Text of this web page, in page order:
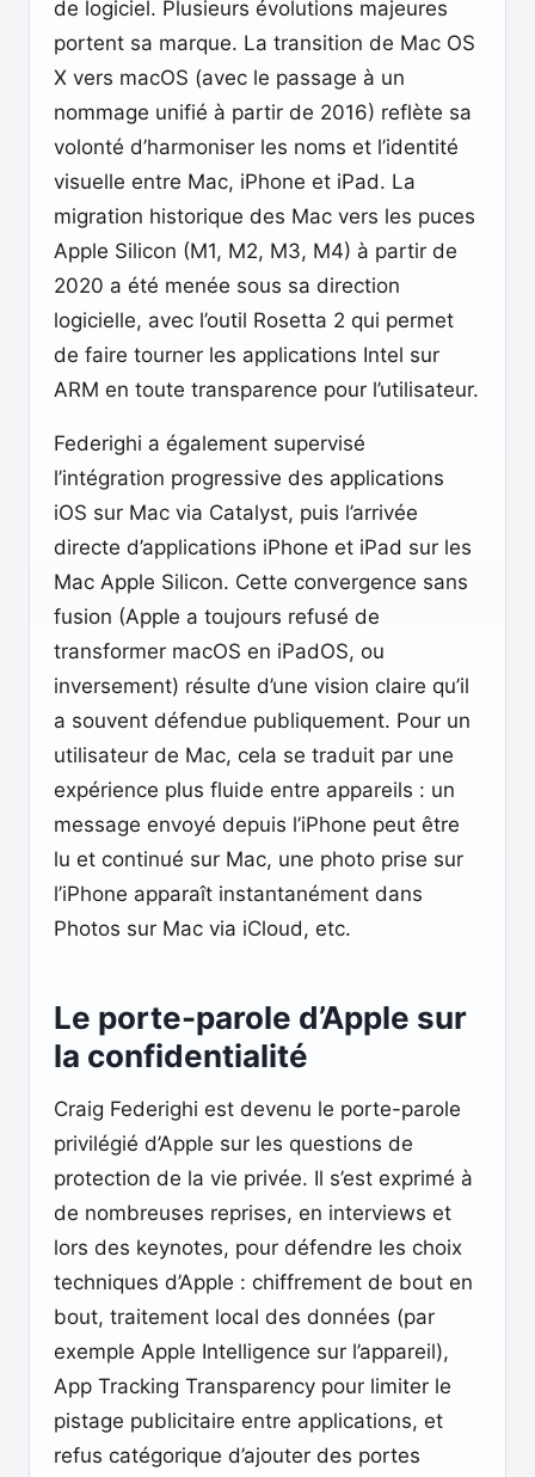
de logiciel. Plusieurs évolutions majeures
portent sa marque. La transition de Mac OS
X vers macOS (avec le passage à un
nommage unifié à partir de 2016) reflète sa
volonté d’harmoniser les noms et l’identité
visuelle entre Mac, iPhone et iPad. La
migration historique des Mac vers les puces
Apple Silicon (M1, M2, M3, M4) à partir de
2020 a été menée sous sa direction
logicielle, avec l’outil Rosetta 2 qui permet
de faire tourner les applications Intel sur
ARM en toute transparence pour l’utilisateur.
Federighi a également supervisé
l’intégration progressive des applications
iOS sur Mac via Catalyst, puis l’arrivée
directe d’applications iPhone et iPad sur les
Mac Apple Silicon. Cette convergence sans
fusion (Apple a toujours refusé de
transformer macOS en iPadOS, ou
inversement) résulte d’une vision claire qu’il
a souvent défendue publiquement. Pour un
utilisateur de Mac, cela se traduit par une
expérience plus fluide entre appareils : un
message envoyé depuis l’iPhone peut être
lu et continué sur Mac, une photo prise sur
l’iPhone apparaît instantanément dans
Photos sur Mac via iCloud, etc.
Le porte-parole d’Apple sur
la confidentialité
Craig Federighi est devenu le porte-parole
privilégié d’Apple sur les questions de
protection de la vie privée. Il s’est exprimé à
de nombreuses reprises, en interviews et
lors des keynotes, pour défendre les choix
techniques d’Apple : chiffrement de bout en
bout, traitement local des données (par
exemple Apple Intelligence sur l’appareil),
App Tracking Transparency pour limiter le
pistage publicitaire entre applications, et
refus catégorique d’ajouter des portes